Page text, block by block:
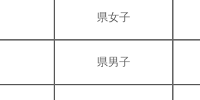
県女子
県男子